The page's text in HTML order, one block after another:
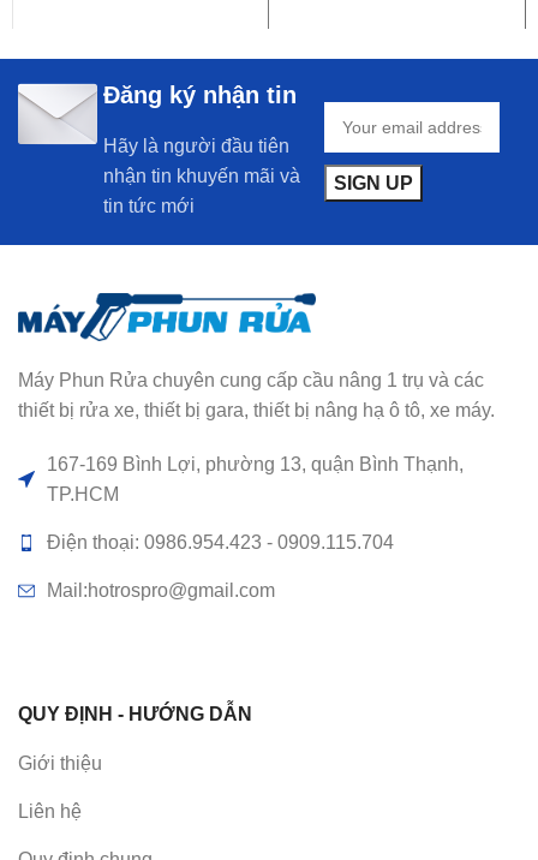
Đăng ký nhận tin
Hãy là người đầu tiên
nhận tin khuyến mãi và
tin tức mới
Máy Phun Rửa chuyên cung cấp cầu nâng 1 trụ và các
thiết bị rửa xe, thiết bị gara, thiết bị nâng hạ ô tô, xe máy.
167-169 Bình Lợi, phường 13, quận Bình Thạnh,
TP.HCM
Điện thoại: 0986.954.423 - 0909.115.704
Mail:hotrospro@gmail.com
QUY ĐỊNH - HƯỚNG DẪN
Giới thiệu
Liên hệ